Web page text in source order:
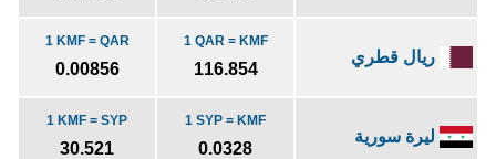
ريال قطري
1 QAR = KMF
116.854
1 KMF = QAR
0.00856
ليرة سورية
1 SYP = KMF
0.0328
1 KMF = SYP
30.521